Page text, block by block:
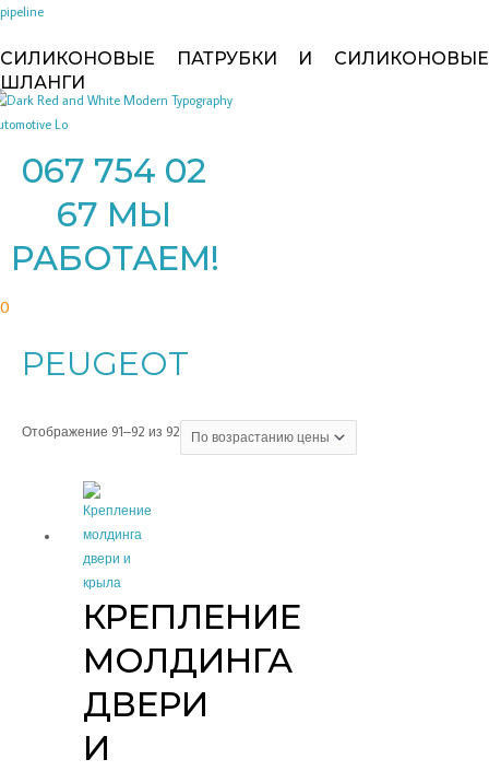
Перейти
содержимому
pipeline
СИЛИКОНОВЫЕ ПАТРУБКИ И СИЛИКОНОВЫЕ
ШЛАНГИ
067 754 02
67 МЫ
РАБОТАЕМ!
0
PEUGEOT
Отображение 91–92 из 92
по
возрастанию
КРЕПЛЕНИЕ
МОЛДИНГА
ДВЕРИ
И